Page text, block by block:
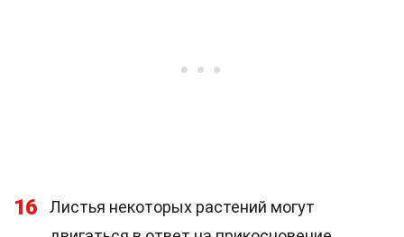
16
Листья некоторых растений могут